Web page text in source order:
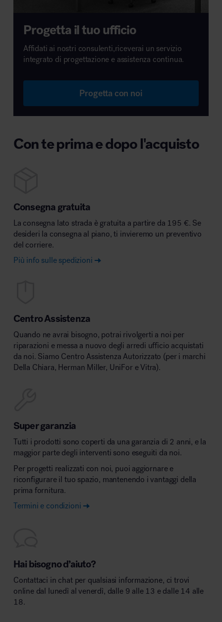
Progetta il tuo ufficio
Affidati ai nostri consulenti,riceverai un servizio
integrato di progettazione e assistenza continua.
Progetta con noi
Con te prima e dopo l'acquisto
Consegna gratuita
La consegna lato strada è gratuita a partire da 195 €. Se
desideri la consegna al piano, ti invieremo un preventivo
del corriere.
Più info sulle spedizioni
Centro Assistenza
Quando ne avrai bisogno, potrai rivolgerti a noi per
riparazioni e messa a nuovo degli arredi ufficio acquistati
da noi. Siamo Centro Assistenza Autorizzato (per i marchi
Della Chiara, Herman Miller, UniFor e Vitra).
Super garanzia
Tutti i prodotti sono coperti da una garanzia di 2 anni, e la
maggior parte degli interventi sono eseguiti da noi.
Per progetti realizzati con noi, puoi aggiornare e
riconfigurare il tuo spazio, mantenendo i vantaggi della
prima fornitura.
Termini e condizioni
Hai bisogno d’aiuto?
Contattaci in chat per qualsiasi informazione, ci trovi
online dal lunedì al venerdì, dalle 9 alle 13 e dalle 14 alle
18.